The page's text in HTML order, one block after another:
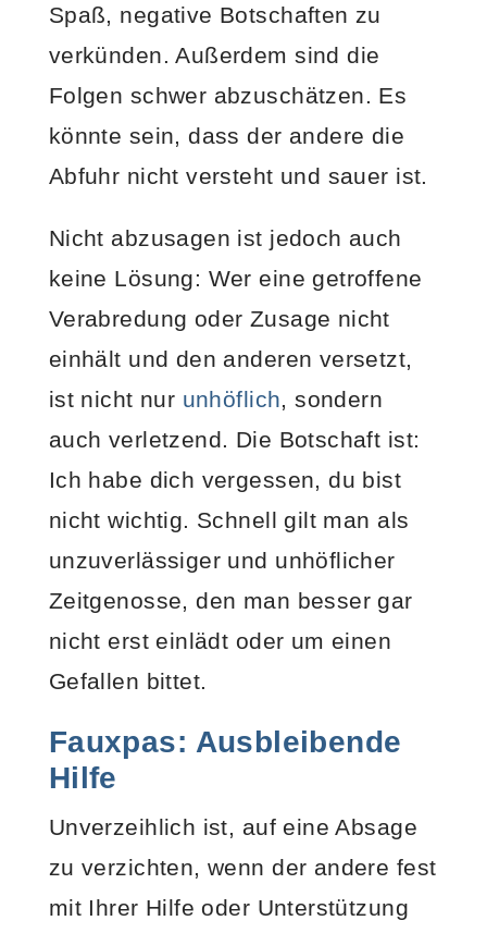
Spaß, negative Botschaften zu
verkünden. Außerdem sind die
Folgen schwer abzuschätzen. Es
könnte sein, dass der andere die
Abfuhr nicht versteht und sauer ist.
Nicht abzusagen ist jedoch auch
keine Lösung: Wer eine getroffene
Verabredung oder Zusage nicht
einhält und den anderen versetzt,
ist nicht nur unhöflich, sondern
auch verletzend. Die Botschaft ist:
Ich habe dich vergessen, du bist
nicht wichtig. Schnell gilt man als
unzuverlässiger und unhöflicher
Zeitgenosse, den man besser gar
nicht erst einlädt oder um einen
Gefallen bittet.
Fauxpas: Ausbleibende
Hilfe
Unverzeihlich ist, auf eine Absage
zu verzichten, wenn der andere fest
mit Ihrer Hilfe oder Unterstützung